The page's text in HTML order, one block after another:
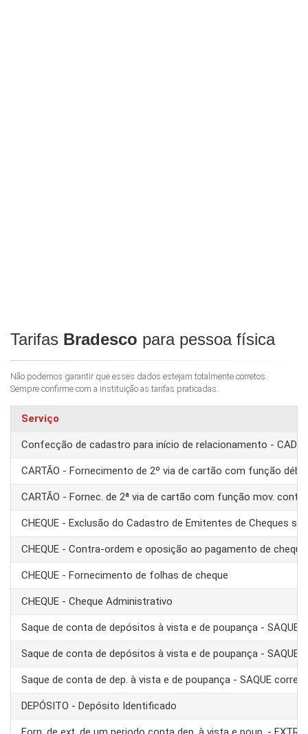
Tarifas Bradesco para pessoa física
Não podemos garantir que esses dados estejam totalmente corretos.
Sempre confirme com a instituição as tarifas praticadas.
Serviço
Confecção de cadastro para início de relacionamento -
CARTÃO - Fornecimento de 2º via de cartão com função
CARTÃO - Fornec. de 2ª via de cartão com função mov. conta
CHEQUE - Exclusão do Cadastro de Emitentes de Cheques
CHEQUE - Contra-ordem e oposição ao pagamento de cheque
CHEQUE - Fornecimento de folhas de cheque
CHEQUE - Cheque Administrativo
Saque de conta de depósitos à vista e de poupança - SAQUE
Saque de conta de depósitos à vista e de poupança - SAQUE
Saque de conta de dep. à vista e de poupança - SAQUE
DEPÓSITO - Depósito Identificado